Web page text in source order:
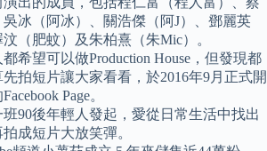
冰（阿冰）、關浩傑（阿J）、鄧麗英
汶（肥蚊）及朱柏熹（朱Mic）。
希望可以做Production House，但發現都
拍短片讓大家看看，於2016年9月正式開
Page。
班90後年輕人發起，愛從日常生活中找出
成短片大放笑彈。